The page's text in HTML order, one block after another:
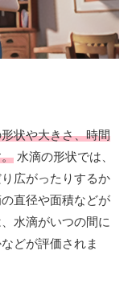
状や大きさ、時間
水滴の形状では、
広がったりするか
直径や面積などが
水滴がいつの間に
どが評価されま